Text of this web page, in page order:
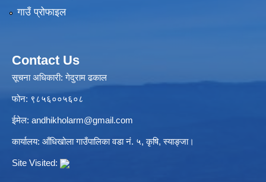
गाउँ प्रोफाइल
Contact Us
सूचना अधिकारी: गेदुराम ढकाल
फोन: ९८५६००५६०८
ईमेल: andhikholarm@gmail.com
कार्यालय: आँधिखोला गाउँपालिका वडा नं. ५, कृषि, स्याङ्जा।
Site Visited: